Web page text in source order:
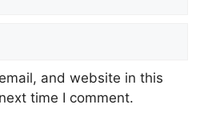
and website in this
time I comment.